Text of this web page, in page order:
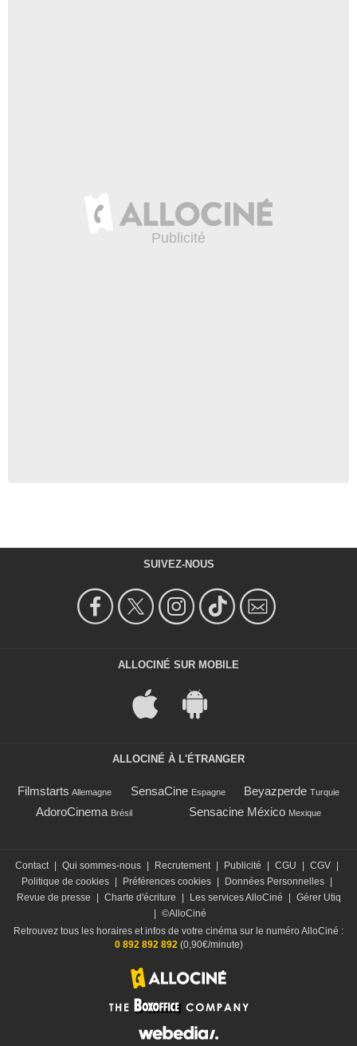
SUIVEZ-NOUS
ALLOCINÉ SUR MOBILE
ALLOCINÉ À L'ÉTRANGER
Filmstarts Allemagne SensaCine Espagne Beyazperde Turquie
AdoroCinema Brésil Sensacine México Mexique
Contact Qui sommes-nous Recrutement Publicité CGU CGV
Politique de cookies
Préférences cookies Données Personnelles
Revue de presse
Charte d'écriture Les services AlloCiné
Gérer Utiq
©AlloCiné
Retrouvez tous les horaires et infos de votre cinéma sur le numéro AlloCiné :
0 892 892 892(0,90€/minute)